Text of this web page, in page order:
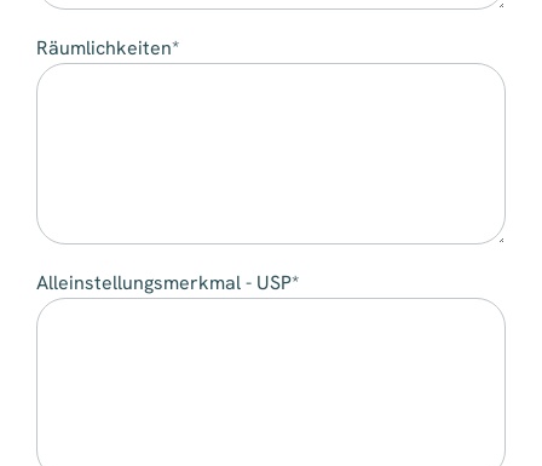
Räumlichkeiten*
Alleinstellungsmerkmal - USP*